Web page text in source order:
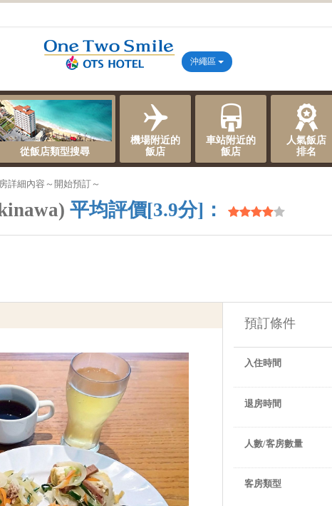
沖繩區
從飯店類型搜尋
機場附近的
飯店
車站附近的
飯店
人氣飯店
排名
詳細內容～開始預訂～
平均評價[3.9分]：
預訂條件
入住時間
退房時間
人數/客房數量
客房類型